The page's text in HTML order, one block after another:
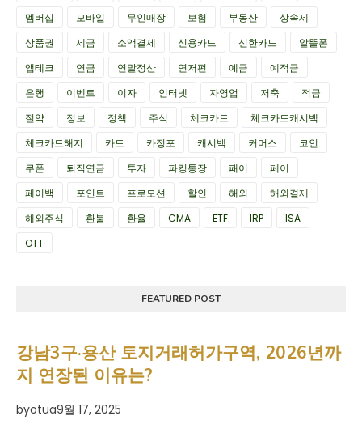
멤버십
모바일 무인매장 보험 부동산
상속세
상품권
세금 소액결제 신용카드 신한카드
알뜰폰
앱테크
연금 연말정산 연저펀 예금
예적금
은행
이벤트 이자 인터넷 자영업 저축
적금
절약
정보 정책 주식 체크카드
체크카드캐시백
체크카드해지
카드 카정포 캐시백 커머스
코인
쿠폰
퇴직연금 투자 파킹통장 패이
페이
페이백
포인트 프로모션 할인 해외
해외결제
해외주식
환불 환율 CMA ETF IRP
ISA
OTT
FEATURED POST
강남3구·용산 토지거래허가구역, 2026년까
지 연장된 이유는?
byotua9월 17, 2025